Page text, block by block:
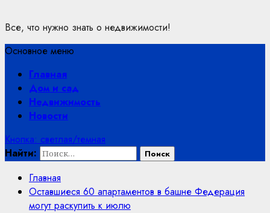
Все, что нужно знать о недвижимости!
Основное меню
Главная
Дом и сад
Недвижимость
Новости
Кнопка: светлая/темная
Найти:
Главная
Оставшиеся 60 апартаментов в башне Федерация
могут раскупить к июлю